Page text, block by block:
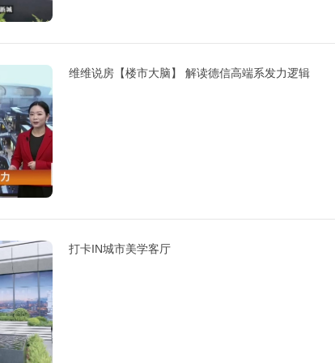
维维说房【楼市大脑】 解读德信高端系发力逻辑
打卡IN城市美学客厅